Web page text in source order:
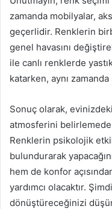
zamanda mobilyalar,
geçerlidir. Renklerin
genel havasını
ile canlı renklerde
katarken, aynı
Sonuç olarak,
atmosferini
Renklerin psikolojik
bulundurarak
hem de konfor
yardımcı olacaktır.
dönüştüreceğinizi